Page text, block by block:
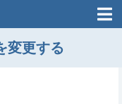
せ 無料
変更する